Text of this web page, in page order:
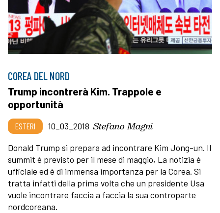
COREA DEL NORD
Trump incontrerà Kim. Trappole e
opportunità
ESTERI 10_03_2018 Stefano Magni
Donald Trump si prepara ad incontrare Kim Jong-un. Il
summit è previsto per il mese di maggio, La notizia è
ufficiale ed è di immensa importanza per la Corea. Si
tratta infatti della prima volta che un presidente Usa
vuole incontrare faccia a faccia la sua controparte
nordcoreana.